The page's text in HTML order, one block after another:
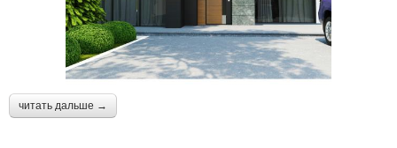
читать дальше →